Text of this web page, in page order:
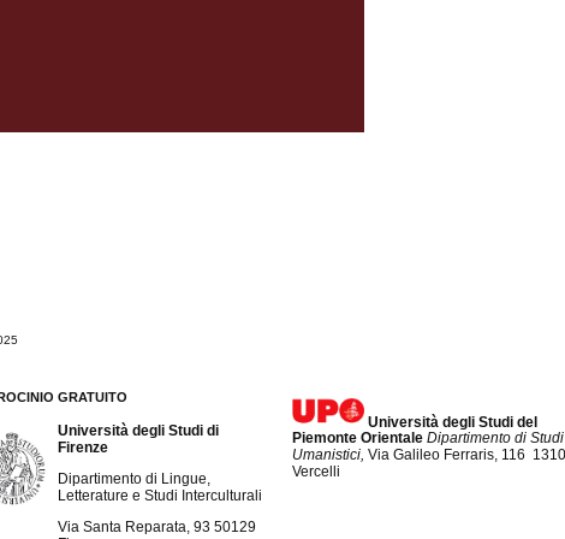
GRATUITO
Università degli Studi di
Firenze
Dipartimento di Lingue,
Letterature e Studi Interculturali
Via Santa Reparata, 93 50129
Università degli Studi del
Piemonte OrientaleDipartimento di Studi
Umanistici,Via Galileo Ferraris, 116
Vercelli